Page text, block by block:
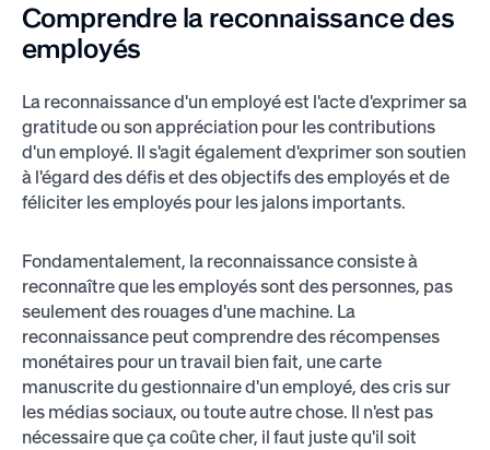
Comprendre la reconnaissance des
employés
La reconnaissance d'un employé est l'acte d'exprimer sa
gratitude ou son appréciation pour les contributions
d'un employé. Il s'agit également d'exprimer son soutien
à l'égard des défis et des objectifs des employés et de
féliciter les employés pour les jalons importants.
Fondamentalement, la reconnaissance consiste à
reconnaître que les employés sont des personnes, pas
seulement des rouages d'une machine. La
reconnaissance peut comprendre des récompenses
monétaires pour un travail bien fait, une carte
manuscrite du gestionnaire d'un employé, des cris sur
les médias sociaux, ou toute autre chose. Il n'est pas
nécessaire que ça coûte cher, il faut juste qu'il soit